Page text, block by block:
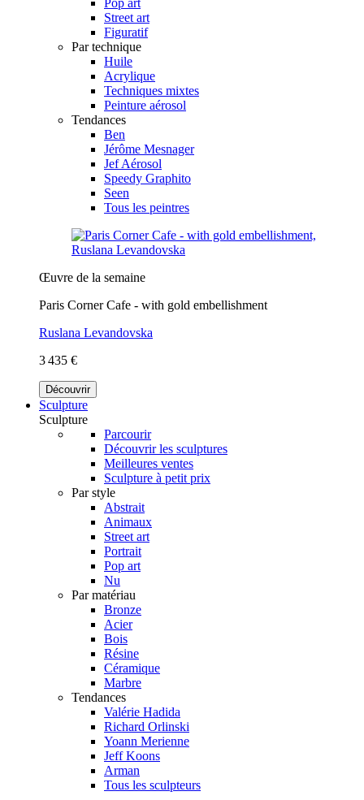
Street art
Figuratif
Par technique
Huile
Acrylique
Techniques mixtes
Peinture aérosol
Tendances
Ben
Jérôme Mesnager
Jef Aérosol
Speedy Graphito
Seen
Tous les peintres
Œuvre de la semaine
Paris Corner Cafe - with gold embellishment
Ruslana Levandovska
3 435 €
Découvrir
Sculpture
Sculpture
Parcourir
Découvrir les sculptures
Meilleures ventes
Sculpture à petit prix
Par style
Abstrait
Animaux
Street art
Portrait
Pop art
Nu
Par matériau
Bronze
Acier
Bois
Résine
Céramique
Marbre
Tendances
Valérie Hadida
Richard Orlinski
Yoann Merienne
Jeff Koons
Arman
Tous les sculpteurs